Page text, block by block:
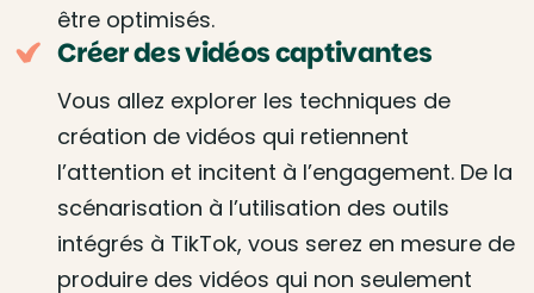
être optimisés.
Créer des vidéos captivantes
Vous allez explorer les techniques de
création de vidéos qui retiennent
l’attention et incitent à l’engagement. De la
scénarisation à l’utilisation des outils
intégrés à TikTok, vous serez en mesure de
produire des vidéos qui non seulement